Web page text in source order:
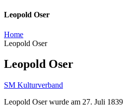
Leopold Oser
Home
Leopold Oser
Leopold Oser
SM Kulturverband
Leopold Oser wurde am 27. Juli